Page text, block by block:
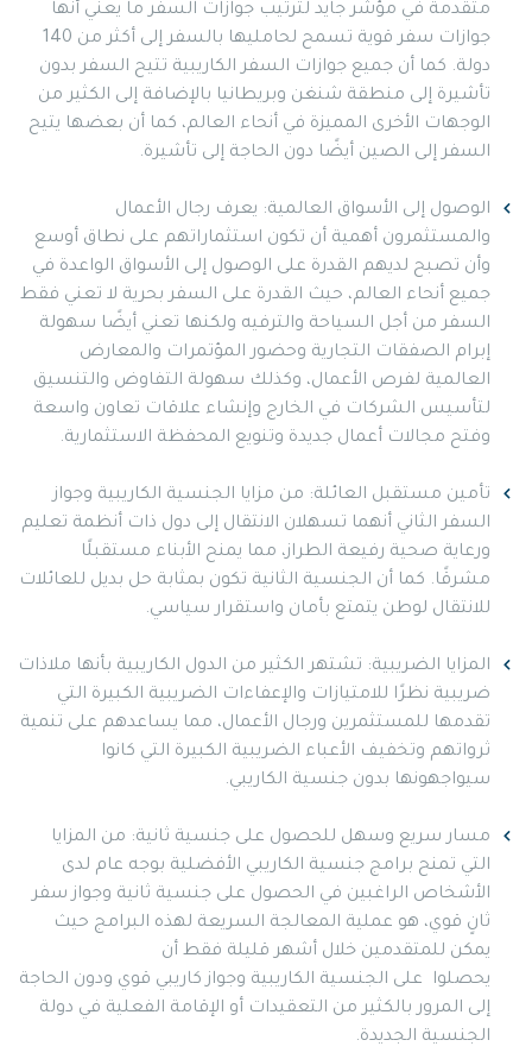
متقدمة في مؤشر جايد لترتيب جوازات السفر ما يعني أنها
جوازات سفر قوية تسمح لحامليها بالسفر إلى أكثر من 140
دولة. كما أن جميع جوازات السفر الكاريبية تتيح السفر بدون
تأشيرة إلى منطقة شنغن وبريطانيا بالإضافة إلى الكثير من
الوجهات الأخرى المميزة في أنحاء العالم، كما أن بعضها يتيح
السفر إلى الصين أيضًا دون الحاجة إلى تأشيرة.
الوصول إلى الأسواق العالمية: يعرف رجال الأعمال
والمستثمرون أهمية أن تكون استثماراتهم على نطاق أوسع
وأن تصبح لديهم القدرة على الوصول إلى الأسواق الواعدة في
جميع أنحاء العالم، حيث القدرة على السفر بحرية لا تعني فقط
السفر من أجل السياحة والترفيه ولكنها تعني أيضًا سهولة
إبرام الصفقات التجارية وحضور المؤتمرات والمعارض
العالمية لفرص الأعمال، وكذلك سهولة التفاوض والتنسيق
لتأسيس الشركات في الخارج وإنشاء علاقات تعاون واسعة
وفتح مجالات أعمال جديدة وتنويع المحفظة الاستثمارية.
تأمين مستقبل العائلة: من مزايا الجنسية الكاريبية وجواز
السفر الثاني أنهما تسهلان الانتقال إلى دول ذات أنظمة تعليم
ورعاية صحية رفيعة الطراز، مما يمنح الأبناء مستقبلًا
مشرقًا. كما أن الجنسية الثانية تكون بمثابة حل بديل للعائلات
للانتقال لوطن يتمتع بأمان واستقرار سياسي.
المزايا الضريبية: تشتهر الكثير من الدول الكاريبية بأنها ملاذات
ضريبية نظرًا للامتيازات والإعفاءات الضريبية الكبيرة التي
تقدمها للمستثمرين ورجال الأعمال، مما يساعدهم على تنمية
ثرواتهم وتخفيف الأعباء الضريبية الكبيرة التي كانوا
سيواجهونها بدون جنسية الكاريبي.
مسار سريع وسهل للحصول على جنسية ثانية: من المزايا
التي تمنح برامج جنسية الكاريبي الأفضلية بوجه عام لدى
الأشخاص الراغبين في الحصول على جنسية ثانية وجواز سفر
ثانٍ قوي، هو عملية المعالجة السريعة لهذه البرامج حيث
يمكن للمتقدمين خلال أشهر قليلة فقط أن
يحصلوا على الجنسية الكاريبية وجواز كاريبي قوي ودون الحاجة
إلى المرور بالكثير من التعقيدات أو الإقامة الفعلية في دولة
الجنسية الجديدة.